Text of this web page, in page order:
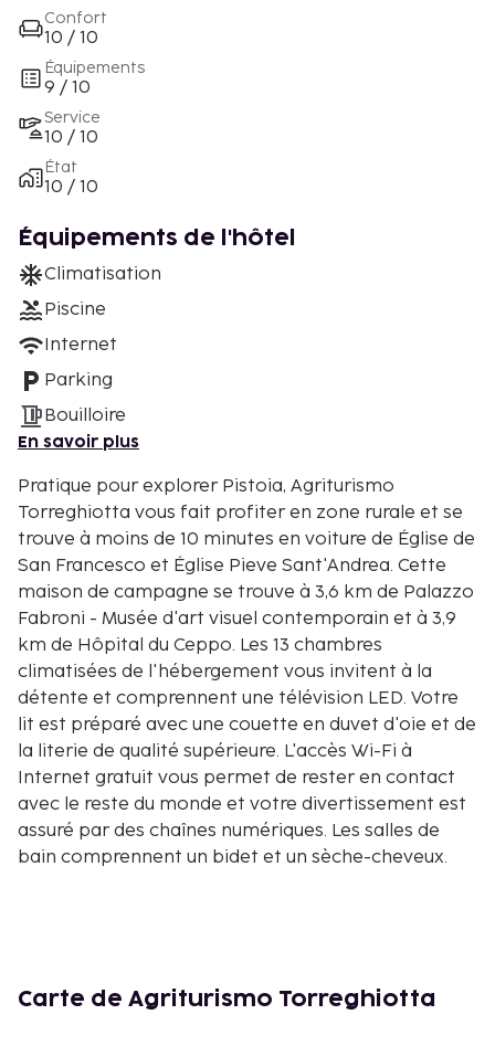
Confort
10 / 10
Équipements
9 / 10
Service
10 / 10
État
10 / 10
Équipements de l'hôtel
Climatisation
Piscine
Internet
Parking
Bouilloire
En savoir plus
Pratique pour explorer Pistoia, Agriturismo
Torreghiotta vous fait profiter en zone rurale et se
trouve à moins de 10 minutes en voiture de Église de
San Francesco et Église Pieve Sant'Andrea. Cette
maison de campagne se trouve à 3,6 km de Palazzo
Fabroni - Musée d'art visuel contemporain et à 3,9
km de Hôpital du Ceppo. Les 13 chambres
climatisées de l'hébergement vous invitent à la
détente et comprennent une télévision LED. Votre
lit est préparé avec une couette en duvet d'oie et de
la literie de qualité supérieure. L'accès Wi-Fi à
Internet gratuit vous permet de rester en contact
avec le reste du monde et votre divertissement est
assuré par des chaînes numériques. Les salles de
bain comprennent un bidet et un sèche-cheveux.
Palazzo Fabroni - Musée d'art visuel contemporain -
Carte de Agriturismo Torreghiotta